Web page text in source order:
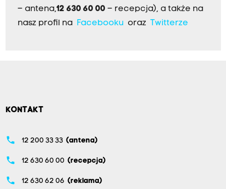
– antena,12 630 60 00 – recepcja), a także na
nasz profil na Facebookuoraz Twitterze
KONTAKT
phone 12 200 33 33 (antena)
phone 12 630 60 00 (recepcja)
phone 12 630 62 06 (reklama)